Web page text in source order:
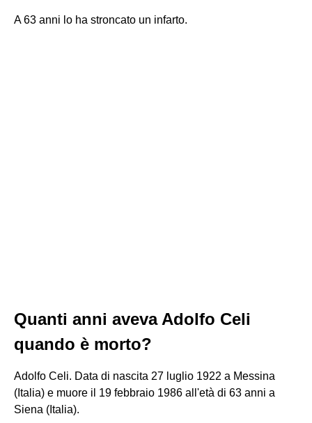
A 63 anni lo ha stroncato un infarto.
Quanti anni aveva Adolfo Celi
quando è morto?
Adolfo Celi. Data di nascita 27 luglio 1922 a Messina
(Italia) e muore il 19 febbraio 1986 all'età di 63 anni a
Siena (Italia).